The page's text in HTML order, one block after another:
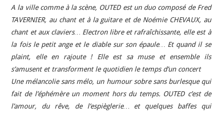
A la ville comme à la scène, OUTED est un duo composé de Fred
TAVERNIER, au chant et à la guitare et de Noémie CHEVAUX, au
chant et aux claviers… Electron libre et rafraîchissante, elle est à
la fois le petit ange et le diable sur son épaule… Et quand il se
plaint, elle en rajoute ! Elle est sa muse et ensemble ils
s’amusent et transforment le quotidien le temps d’un concert
Une mélancolie sans mélo, un humour sobre sans burlesque qui
fait de l’éphémère un moment hors du temps. OUTED c’est de
l’amour, du rêve, de l’espièglerie… et quelques baffes qui